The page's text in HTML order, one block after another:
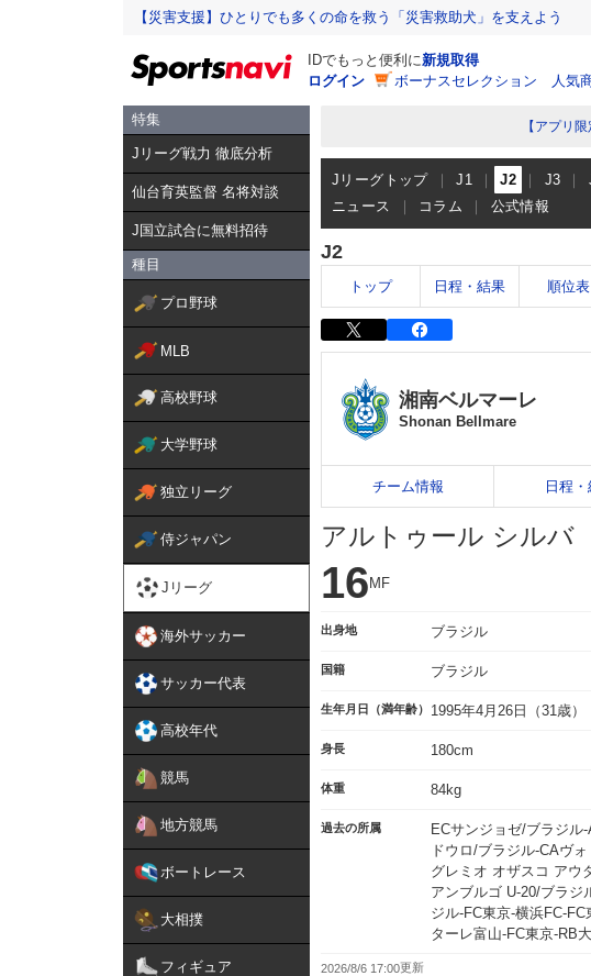
【災害支援】ひとりでも多くの命を救う「災害救助犬」を支えよう
IDでもっと便利に新規取得
ログイン
ボーナスセレクション 人気
特集
Jリーグ戦力 徹底分析
仙台育英監督 名将対談
J国立試合に無料招待
種目
プロ野球
MLB
高校野球
大学野球
独立リーグ
侍ジャパン
Jリーグ
海外サッカー
サッカー代表
高校年代
競馬
地方競馬
ボートレース
大相撲
フィギュア
【アプリ
Jリーグトップ J1 J2 J3
ニュース
コラム 公式情報
J2
トップ 日程・結果 順位表
湘南ベルマーレ
Shonan Bellmare
チーム情報 日程
アルトゥール シルバ
16MF
出身地 ブラジル
国籍 ブラジル
生年月日（満年齢） 1995年4月26日（31歳）
身長 180cm
体重 84kg
過去の所属
ECサンジョゼ/ブラジル
ドウロ/ブラジル-CAヴ
グレミオ オザスコ アウ
アンブルゴ U-20/ブラジ
ジル-FC東京-横浜FC-
ターレ富山-FC東京-RB
2026/8/6 17:00